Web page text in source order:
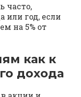
часто,
или год, если
на 5% от
как к
дохода